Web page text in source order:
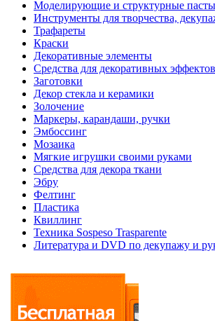
Моделирующие и структурные
Инструменты для творчества,
Трафареты
Краски
Декоративные элементы
Средства для декоративных эффектов
Заготовки
Декор стекла и керамики
Золочение
Маркеры, карандаши, ручки
Эмбоссинг
Мозаика
Мягкие игрушки своими руками
Средства для декора ткани
Эбру
Фелтинг
Пластика
Квиллинг
Техника Sospeso Trasparente
Литература и DVD по декупажу и